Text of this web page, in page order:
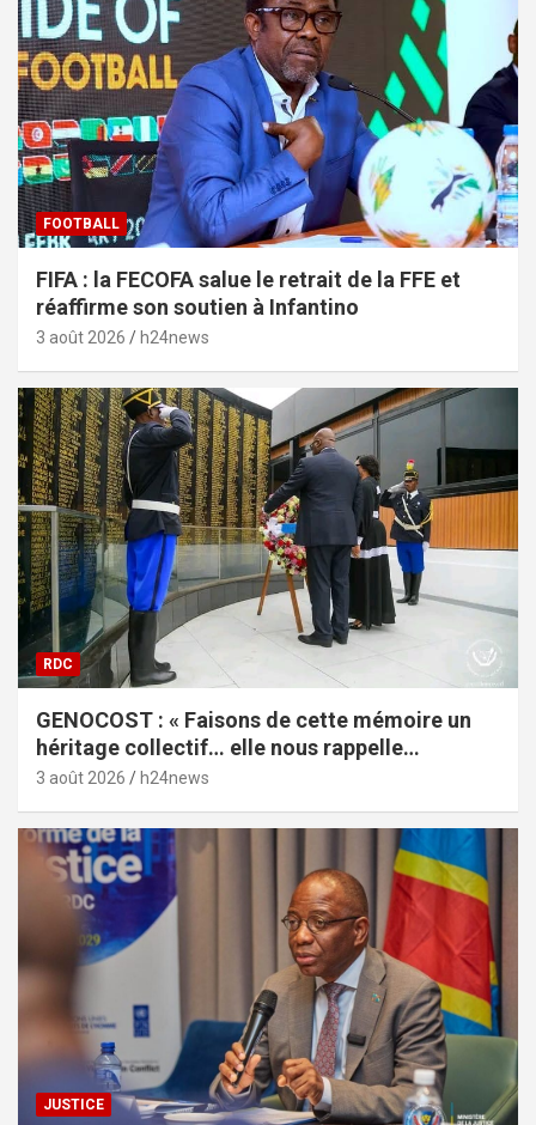
FOOTBALL
FIFA : la FECOFA salue le retrait de la FFE et
réaffirme son soutien à Infantino
3 août 2026 h24news
RDC
GENOCOST : « Faisons de cette mémoire un
héritage collectif… elle nous rappelle
l’impérieuse nécessité de la vérité », lance
3 août 2026 h24news
JUSTICE